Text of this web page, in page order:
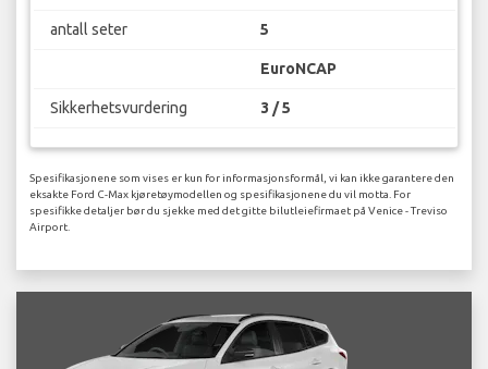
antall seter 5
EuroNCAP
Sikkerhetsvurdering 3 / 5
Spesifikasjonene som vises er kun for informasjonsformål, vi kan ikke garantere den
eksakte Ford C-Max kjøretøymodellen og spesifikasjonene du vil motta. For
spesifikke detaljer bør du sjekke med det gitte bilutleiefirmaet på Venice - Treviso
Airport.